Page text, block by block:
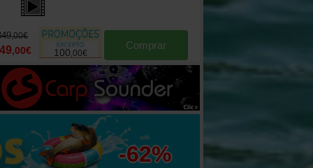
,00€
,00€ 100,00€
Comprar
até
-62%